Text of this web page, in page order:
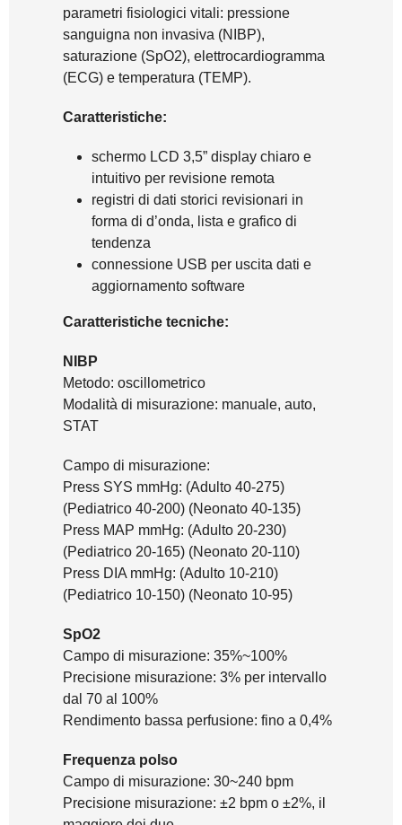
parametri fisiologici vitali: pressione
sanguigna non invasiva (NIBP),
saturazione (SpO2), elettrocardiogramma
(ECG) e temperatura (TEMP).
Caratteristiche:
schermo LCD 3,5” display chiaro e
intuitivo per revisione remota
registri di dati storici revisionari in
forma di d’onda, lista e grafico di
tendenza
connessione USB per uscita dati e
aggiornamento software
Caratteristiche tecniche:
NIBP
Metodo: oscillometrico
Modalità di misurazione: manuale, auto,
STAT
Campo di misurazione:
Press SYS mmHg: (Adulto 40-275)
(Pediatrico 40-200) (Neonato 40-135)
Press MAP mmHg: (Adulto 20-230)
(Pediatrico 20-165) (Neonato 20-110)
Press DIA mmHg: (Adulto 10-210)
(Pediatrico 10-150) (Neonato 10-95)
SpO2
Campo di misurazione: 35%~100%
Precisione misurazione: 3% per intervallo
dal 70 al 100%
Rendimento bassa perfusione: fino a 0,4%
Frequenza polso
Campo di misurazione: 30~240 bpm
Precisione misurazione: ±2 bpm o ±2%, il